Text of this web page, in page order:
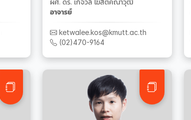
ผศ. ดร. เก็จวลี โฆสิตคณาวุฒิ
อาจารย์
ketwalee.kos@kmutt.ac.th
(02)470-9164